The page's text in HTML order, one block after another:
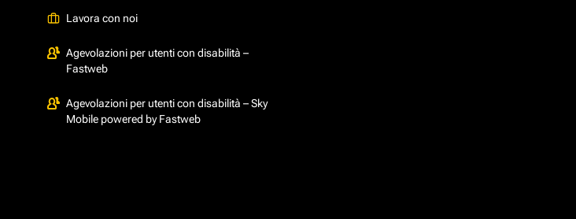
Lavora con noi
Agevolazioni per utenti con disabilità –
Fastweb
Agevolazioni per utenti con disabilità – Sky
Mobile powered by Fastweb